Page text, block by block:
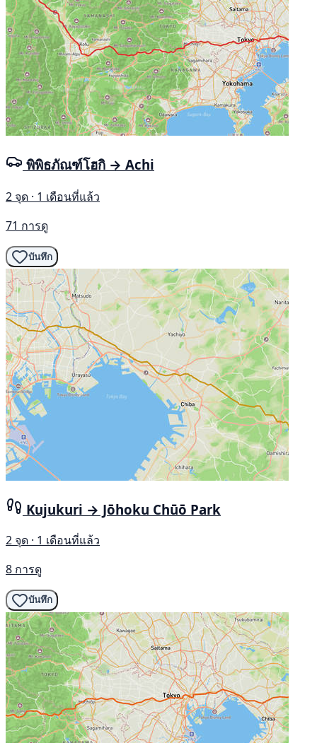
พิพิธภัณฑ์โฮกิ → Achi
2 จุด · 1 เดือนที่แล้ว
71 การดู
บันทึก
Kujukuri → Jōhoku Chūō Park
2 จุด · 1 เดือนที่แล้ว
8 การดู
บันทึก